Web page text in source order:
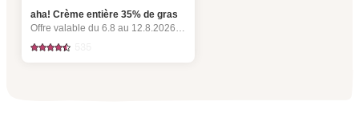
aha! Crème entière 35% de gras
Offre valable du 6.8 au 12.8.2026, jusqu’à épuisement du stock.